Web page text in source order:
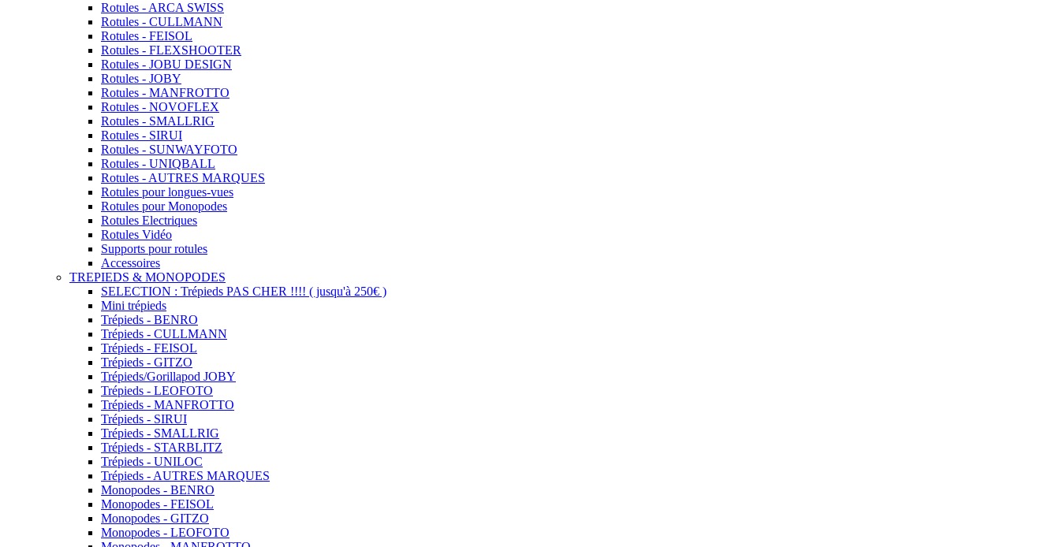
Rotules - ARCA SWISS
Rotules - CULLMANN
Rotules - FEISOL
Rotules - FLEXSHOOTER
Rotules - JOBU DESIGN
Rotules - JOBY
Rotules - MANFROTTO
Rotules - NOVOFLEX
Rotules - SMALLRIG
Rotules - SIRUI
Rotules - SUNWAYFOTO
Rotules - UNIQBALL
Rotules - AUTRES MARQUES
Rotules pour longues-vues
Rotules pour Monopodes
Rotules Electriques
Rotules Vidéo
Supports pour rotules
Accessoires
TREPIEDS & MONOPODES
SELECTION : Trépieds PAS CHER !!!! ( jusqu'à 250€ )
Mini trépieds
Trépieds - BENRO
Trépieds - CULLMANN
Trépieds - FEISOL
Trépieds - GITZO
Trépieds/Gorillapod JOBY
Trépieds - LEOFOTO
Trépieds - MANFROTTO
Trépieds - SIRUI
Trépieds - SMALLRIG
Trépieds - STARBLITZ
Trépieds - UNILOC
Trépieds - AUTRES MARQUES
Monopodes - BENRO
Monopodes - FEISOL
Monopodes - GITZO
Monopodes - LEOFOTO